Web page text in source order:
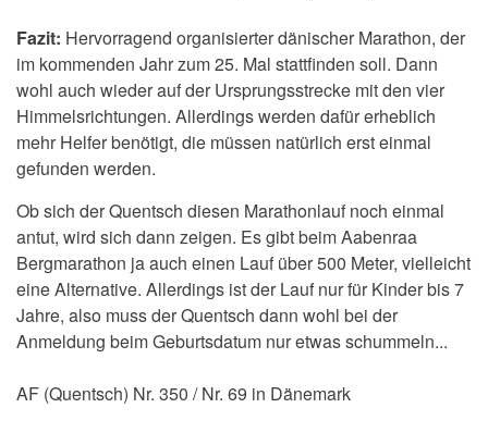
Fazit: Hervorragend organisierter dänischer Marathon, der
im kommenden Jahr zum 25. Mal stattfinden soll. Dann
wohl auch wieder auf der Ursprungsstrecke mit den vier
Himmelsrichtungen. Allerdings werden dafür erheblich
mehr Helfer benötigt, die müssen natürlich erst einmal
gefunden werden.
Ob sich der Quentsch diesen Marathonlauf noch einmal
antut, wird sich dann zeigen. Es gibt beim Aabenraa
Bergmarathon ja auch einen Lauf über 500 Meter, vielleicht
eine Alternative. Allerdings ist der Lauf nur für Kinder bis 7
Jahre, also muss der Quentsch dann wohl bei der
Anmeldung beim Geburtsdatum nur etwas schummeln...
AF (Quentsch) Nr. 350 / Nr. 69 in Dänemark